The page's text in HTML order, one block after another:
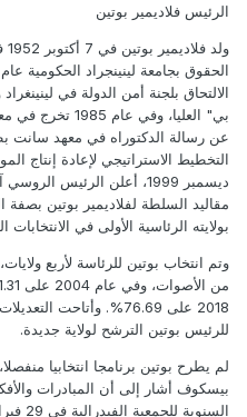
الرئيس فلاديمير بوتين
الالتحاق بلجنة أمن الدولة في
عن رسالة الدكتوراه في معهد سانت
ديسمبر 1999، أعلن الرئيس
مقاليد السلطة لفلاديمير بوتين بصفة
بولايته الرئاسية الأولى في الانتخابات التي أجريت
للرئيس بوتين الترشح لولاية جديدة.
لم يطرح بوتين برنامجا انتخابيا
بيسكوف أشار إلى أن المبادرات
السنوية